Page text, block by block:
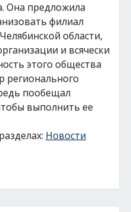
Она предложила
филиал
области,
и всячески
этого общества
регионального
пообещал
выполнить ее
Новости